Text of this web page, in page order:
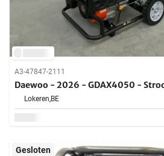
A3-47847-2111
Daewoo - 2026 - GDAX4050 -
Lokeren,BE
Gesloten